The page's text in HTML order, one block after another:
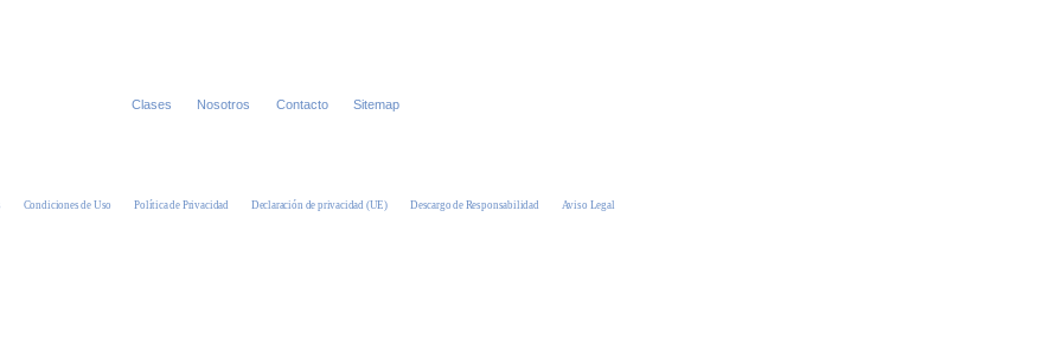
Clases Nosotros Contacto Sitemap
Condiciones de Uso Política de Privacidad Declaración de privacidad (UE) Descargo de Responsabilidad Aviso Legal